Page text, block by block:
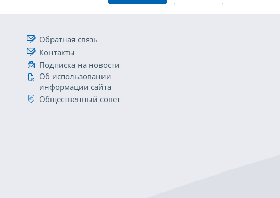
Обратная связь
Контакты
Подписка на новости
Об использовании
информации сайта
Общественный совет